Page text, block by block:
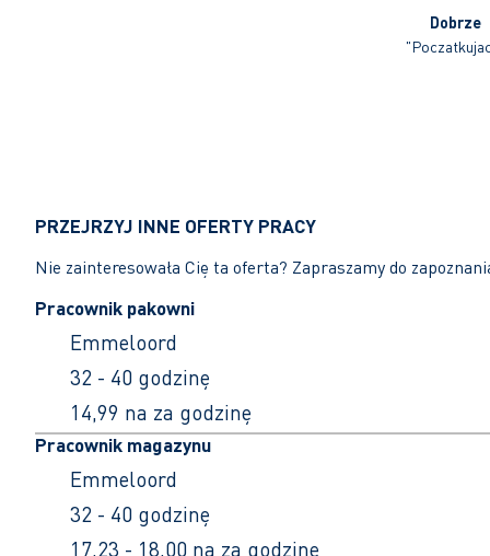
Dobrze
PRZEJRZYJ INNE OFERTY PRACY
Nie zainteresowała Cię ta oferta? Zapraszamy do
Pracownik pakowni
Emmeloord
32 - 40 godzinę
14,99 na za godzinę
Pracownik magazynu
Emmeloord
32 - 40 godzinę
17,23 - 18,00 na za godzinę